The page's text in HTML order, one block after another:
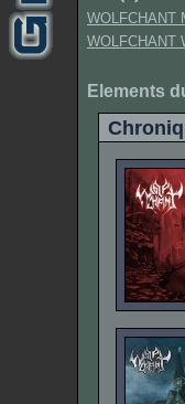
WOLFCHANT
WOLFCHANT
Elements